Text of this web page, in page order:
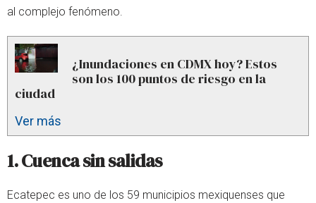
al complejo fenómeno.
¿Inundaciones en CDMX hoy? Estos
son los 100 puntos de riesgo en la
ciudad
Ver más
1. Cuenca sin salidas
Ecatepec es uno de los 59 municipios mexiquenses que